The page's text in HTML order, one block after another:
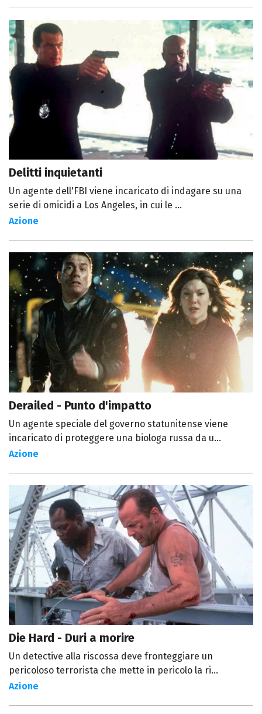
Delitti inquietanti
Un agente dell'FBI viene incaricato di indagare su una
serie di omicidi a Los Angeles, in cui le ...
Azione
Derailed - Punto d'impatto
Un agente speciale del governo statunitense viene
incaricato di proteggere una biologa russa da u...
Azione
Die Hard - Duri a morire
Un detective alla riscossa deve fronteggiare un
pericoloso terrorista che mette in pericolo la ri...
Azione